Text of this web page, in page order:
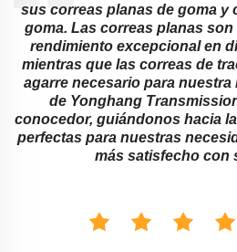
sus correas planas de goma y
goma. Las correas planas
rendimiento excepcional en
mientras que las correas de
agarre necesario para
de Yonghang
conocedor, guiándonos hacia
perfectas para nuestras
más satisfecho con